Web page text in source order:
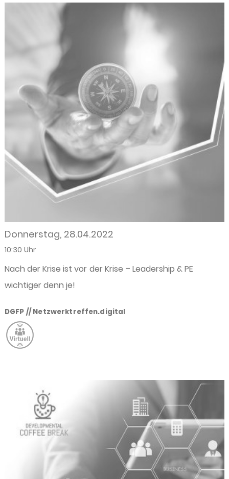
Donnerstag, 28.04.2022
10:30 Uhr
Nach der Krise ist vor der Krise – Leadership & PE
wichtiger denn je!
DGFP // Netzwerktreffen.digital